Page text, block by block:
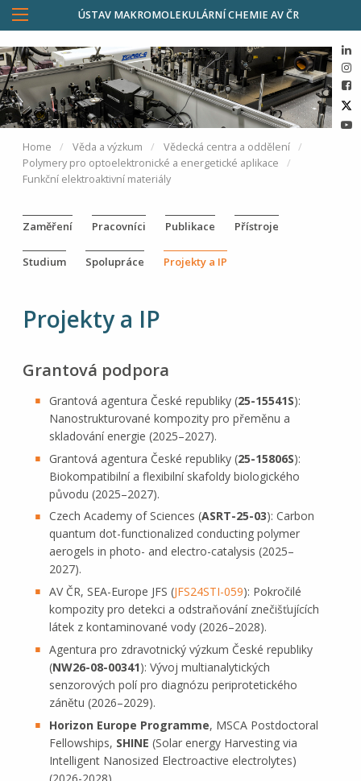
ÚSTAV MAKROMOLEKULÁRNÍ CHEMIE AV ČR
Home Věda a výzkum
Vědecká centra a oddělení
Polymery pro optoelektronické a energetické aplikace
Funkční elektroaktivní materiály
Zaměření Pracovníci Publikace Přístroje
Studium Spolupráce Projekty a IP
Projekty a IP
Grantová podpora
Grantová agentura České republiky (25-15541S):
Nanostrukturované kompozity pro přeměnu a
skladování energie (2025–2027).
Grantová agentura České republiky (25-15806S):
Biokompatibilní a flexibilní skafoldy biologického
původu (2025–2027).
Czech Academy of Sciences (ASRT-25-03): Carbon
quantum dot-functionalized conducting polymer
aerogels in photo- and electro-catalysis (2025–
2027).
AV ČR, SEA-Europe JFS (JFS24STI-059): Pokročilé
kompozity pro detekci a odstraňování znečišťujících
látek z kontaminované vody (2026–2028).
Agentura pro zdravotnický výzkum České republiky
(NW26-08-00341): Vývoj multianalytických
senzorových polí pro diagnózu periprotetického
zánětu (2026–2029).
Horizon Europe Programme, MSCA Postdoctoral
Fellowships, SHINE (Solar energy Harvesting via
Intelligent Nanosized Electroactive electrolytes)